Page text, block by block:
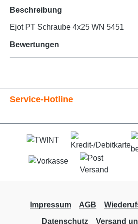
Beschreibung
Ejot PT Schraube 4x25 WN 5451
Bewertungen
Service-Hotline
Impressum AGB
Datenschutz
Versand